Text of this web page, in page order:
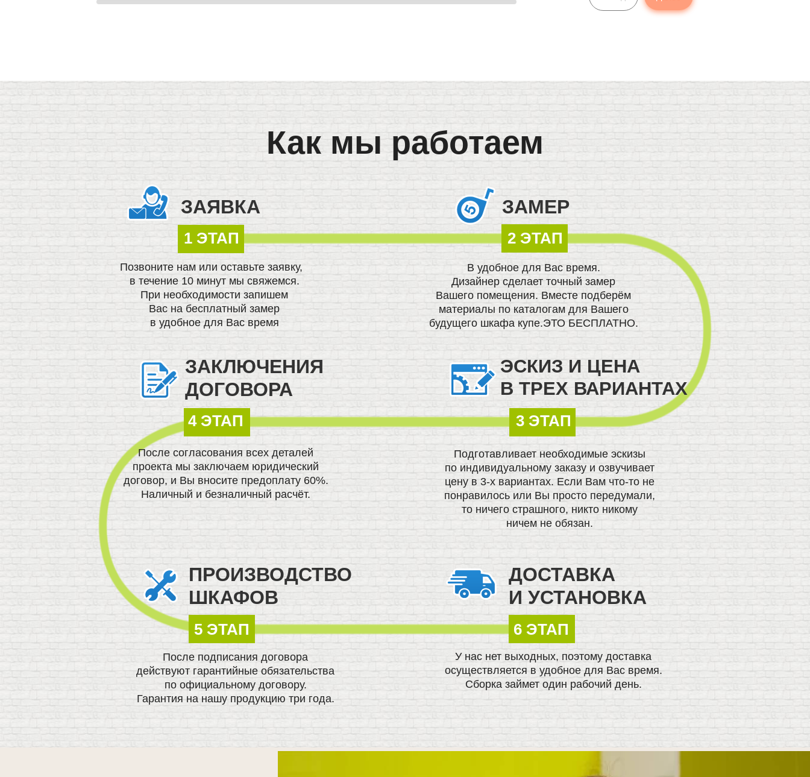
ЭСКИЗ И ЦЕНА
В ТРЕХ ВАРИАНТАХ
ЗАЯВКА
ДОСТАВКА
И УСТАНОВКА
В удобное для Вас время.
Дизайнер сделает точный замер
Вашего помещения. Вместе подберём
материалы по каталогам для Вашего
будущего шкафа купе.ЭТО БЕСПЛАТНО.
После согласования всех деталей
проекта мы заключаем юридический
договор, и Вы вносите предоплату 60%.
Наличный и безналичный расчёт.
У нас нет выходных, поэтому доставка
осуществляется в удобное для Вас время.
Сборка займет один рабочий день.
4 ЭТАП 3 ЭТАП
ЗАМЕР
Как мы работаем
Подготавливает необходимые эскизы
по индивидуальному заказу и озвучивает
цену в 3-х вариантах. Если Вам что-то не
понравилось или Вы просто передумали,
то ничего страшного, никто никому
ничем не обязан.
После подписания договора
действуют гарантийные обязательства
по официальному договору.
Гарантия на нашу продукцию три года.
Позвоните нам или оставьте заявку,
в течение 10 минут мы свяжемся.
При необходимости запишем
Вас на бесплатный замер
в удобное для Вас время
1 ЭТАП
ПРОИЗВОДСТВО
ШКАФОВ
ЗАКЛЮЧЕНИЯ
ДОГОВОРА
6 ЭТАП
2 ЭТАП
5 ЭТАП